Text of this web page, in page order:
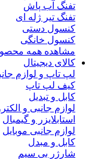
تفنگ آب پاش
تفنگ تیر ژله ای
کنسول دستی
کنسول خانگی
مشاهده همه
کالای دیجیتال
لپ تاپ و لوازم
کیف لپ تاپ
کابل و تبدیل
لوازم جانبی و
استابلایزر و گیمبال
لوازم جانبی موبایل
کابل و مبدل
شارژر بی سیم